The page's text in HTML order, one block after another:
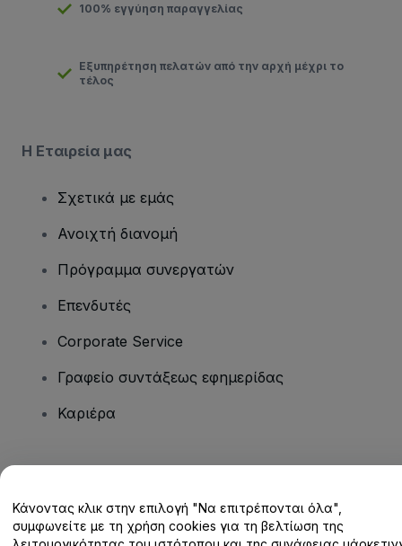
100% εγγύηση παραγγελίας
Εξυπηρέτηση πελατών από την αρχή μέχρι το
τέλος
Η Εταιρεία μας
Σχετικά με εμάς
Ανοιχτή διανομή
Πρόγραμμα συνεργατών
Επενδυτές
Corporate Service
Γραφείο συντάξεως εφημερίδας
Καριέρα
Κέντρο βοήθειας / Επικοινωνήστε μαζί μας
Κάνοντας κλικ στην επιλογή "Να επιτρέπονται όλα",
συμφωνείτε με τη χρήση cookies για τη βελτίωση της